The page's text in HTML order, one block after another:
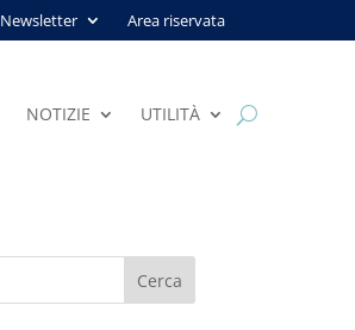
Newsletter Area riservata
NOTIZIE UTILITÀ